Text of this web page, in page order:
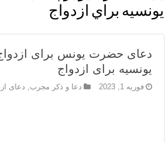
معجزات دعای یا من اظهر الجمیل – دعای
مهم ترین اذکار الهی و فضیلت آن ها –
نماز حاجت برای کار گشایی- دعای رفع
دعای رفع فقر و طلب رزق و روزی – آیه‌
يونسيه براي ازدواج
دعای حضرت یونس برای
یونسیه برای ازدواج
فوریه 1, 2023 دعا و ذکر مجرب دعای